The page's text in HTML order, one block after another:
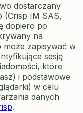
dostarczany
(Crisp IM SAS,
dopiero po
na
może zapisywać w
sesję
które
i podstawowe
w celu
danych
.